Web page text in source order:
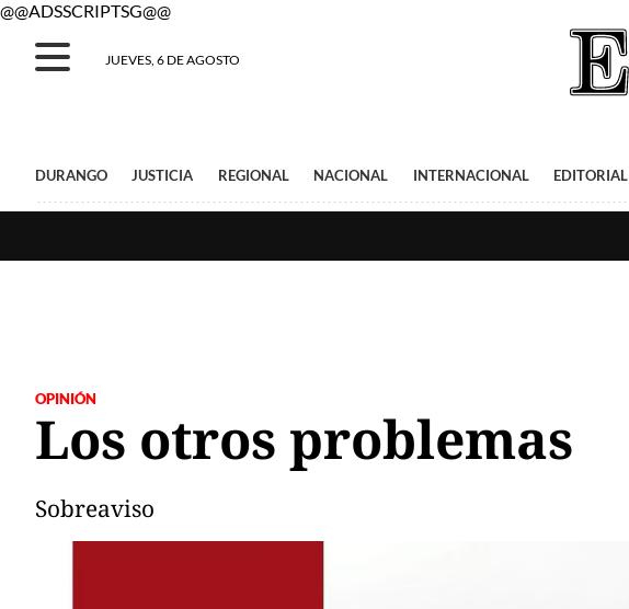
@@ADSSCRIPTSG@@
JUEVES, 6 DE AGOSTO
DURANGO JUSTICIA REGIONAL NACIONAL INTERNACIONAL EDITORIAL
OPINIÓN
Los otros problemas
Sobreaviso